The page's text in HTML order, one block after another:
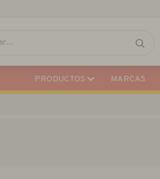
PRODUCTOS MARCAS